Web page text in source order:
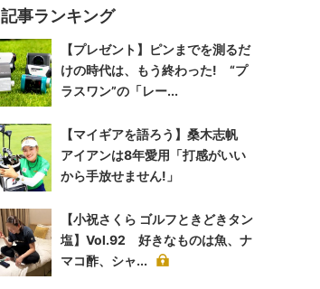
記事ランキング
【プレゼント】ピンまでを測るだ
けの時代は、もう終わった! “プ
ラスワン”の「レー...
【マイギアを語ろう】桑木志帆
アイアンは8年愛用「打感がいい
から手放せません!」
【小祝さくら ゴルフときどきタン
塩】Vol.92 好きなものは魚、ナ
マコ酢、シャ...